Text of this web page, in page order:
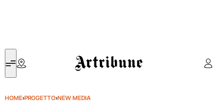
Artribune
HOME›PROGETTO›NEW MEDIA